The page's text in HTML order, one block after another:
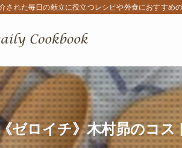
された毎日の献立に役立つレシピや外食におすすめ
ゼロイチ》木村昴のコス